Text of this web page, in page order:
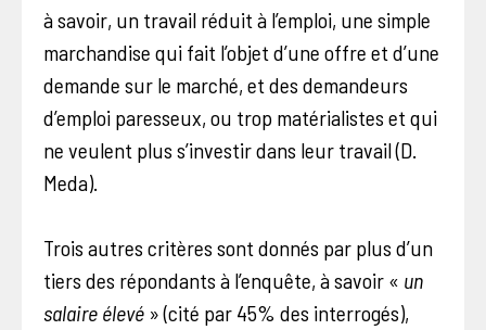
à savoir, un travail réduit à l’emploi, une simple
marchandise qui fait l’objet d’une offre et d’une
demande sur le marché, et des demandeurs
d’emploi paresseux, ou trop matérialistes et qui
ne veulent plus s’investir dans leur travail (D.
Meda).
Trois autres critères sont donnés par plus d’un
tiers des répondants à l’enquête, à savoir « un
salaire élevé » (cité par 45% des interrogés),